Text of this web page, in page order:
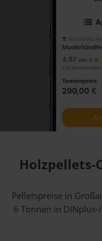
Holzpellets-
Pelletspreise in
6 Tonnen in